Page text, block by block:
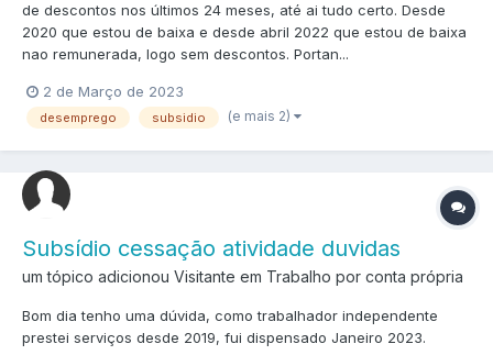
de descontos nos últimos 24 meses, até ai tudo certo. Desde
2020 que estou de baixa e desde abril 2022 que estou de baixa
nao remunerada, logo sem descontos. Portan...
2 de Março de 2023
desemprego subsidio (e mais 2)
Subsídio cessação atividade duvidas
um tópico adicionou Visitante em Trabalho por conta própria
Bom dia tenho uma dúvida, como trabalhador independente
prestei serviços desde 2019, fui dispensado Janeiro 2023.